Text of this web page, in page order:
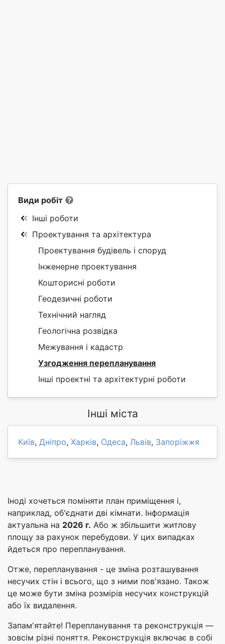
Види робіт
Інші роботи
Проектування та архітектура
Проектування будівель і споруд
Інженерне проектування
Кошторисні роботи
Геодезичні роботи
Технічний нагляд
Геологічна розвідка
Межування і кадастр
Узгодження перепланування
Інші проектні та архітектурні роботи
Інші міста
Київ, Дніпро, Харків, Одеса, Львів, Запоріжжя
Іноді хочеться поміняти план приміщення і,
наприклад, об'єднати дві кімнати. Інформація
актуальна на 2026 г. Або ж збільшити житлову
площу за рахунок перебудови. У цих випадках
йдеться про перепланування.
Отже, перепланування - це зміна розташування
несучих стін і всього, що з ними пов'язано. Також
це може бути зміна розмірів несучих конструкцій
або їх видалення.
Запам'ятайте! Перепланування та реконструкція —
зовсім різні поняття. Реконструкція включає в собі